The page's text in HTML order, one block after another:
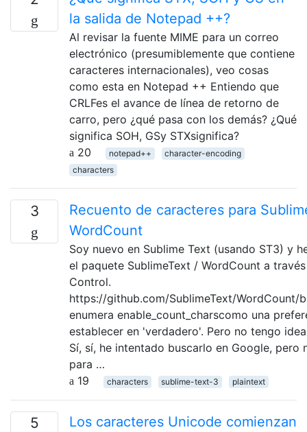
la salida de Notepad ++?
Al revisar la fuente MIME para un correo
electrónico (presumiblemente que contiene
caracteres internacionales), veo cosas
como esta en Notepad ++ Entiendo que
CRLFes el avance de línea de retorno de
carro, pero ¿qué pasa con los demás? ¿Qué
significa SOH, GSy STXsignifica?
20
notepad++
character-encoding
characters
3
Recuento de caracteres para
WordCount
Soy nuevo en Sublime Text (usando ST3) y
el paquete SublimeText / WordCount a
Control.
https://github.com/SublimeText/WordCount/
enumera enable_count_charscomo una
establecer en 'verdadero'. Pero no tengo
Sí, sí, he intentado buscarlo en Google, pero
para …
19
characters sublime-text-3 plaintext
5
Los caracteres Unicode comienzan